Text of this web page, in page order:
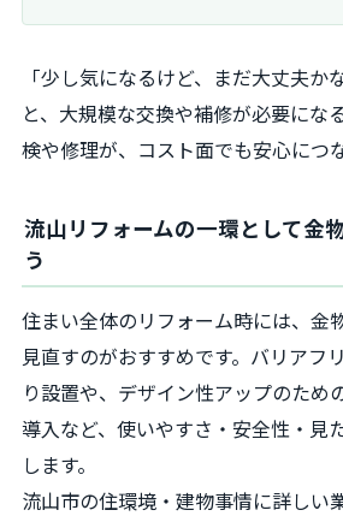
「少し気になるけど、まだ大丈夫か
と、大規模な交換や補修が必要にな
検や修理が、コスト面でも安心につ
流山リフォームの一環として金
う
住まい全体のリフォーム時には、金
見直すのがおすすめです。バリアフ
り設置や、デザイン性アップのため
導入など、使いやすさ・安全性・見
します。
流山市の住環境・建物事情に詳しい